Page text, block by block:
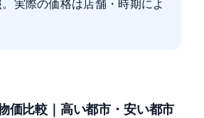
実際の価格は店舗・時期によ
価比較｜高い都市・安い都市